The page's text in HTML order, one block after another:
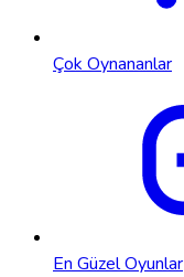
Çok Oynananlar
En Güzel Oyunlar